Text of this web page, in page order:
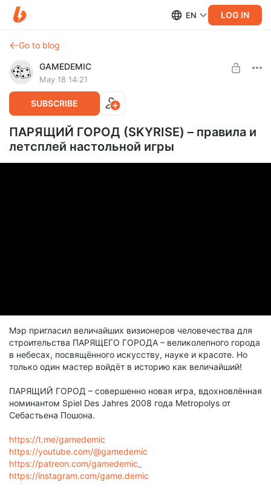
EN LOG IN
Go to blog
GAMEDEMIC
May 18 14:21
SUBSCRIBE
ПАРЯЩИЙ ГОРОД (SKYRISE) – правила и
летсплей настольной игры
Мэр пригласил величайших визионеров человечества для
строительства ПАРЯЩЕГО ГОРОДА – великолепного города
в небесах, посвящённого искусству, науке и красоте. Но
только один мастер войдёт в историю как величайший!
ПАРЯЩИЙ ГОРОД – совершенно новая игра, вдохновлённая
номинантом Spiel Des Jahres 2008 года Metropolys от
Себастьена Пошона.
https://t.me/gamedemic
https://youtube.com/@gamedemic
https://patreon.com/gamedemic_
https://instagram.com/game.demic